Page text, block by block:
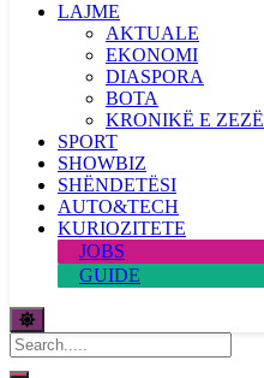
LAJME
AKTUALE
EKONOMI
DIASPORA
BOTA
KRONIKË E ZEZË
SPORT
SHOWBIZ
SHËNDETËSI
AUTO&TECH
KURIOZITETE
JOBS
GUIDE